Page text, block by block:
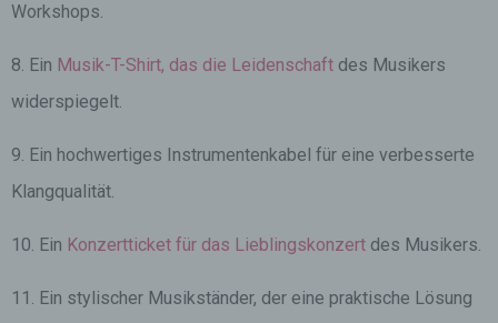
Workshops.
8. Ein Musik-T-Shirt, das die Leidenschaft des Musikers
widerspiegelt.
9. Ein hochwertiges Instrumentenkabel für eine verbesserte
Klangqualität.
10. Ein Konzertticket für das Lieblingskonzert des Musikers.
11. Ein stylischer Musikständer, der eine praktische Lösung